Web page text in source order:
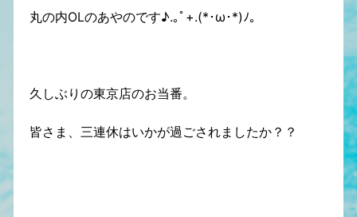
丸の内OLのあやのです♪.｡ﾟ+.(*･ω･*)ﾉ｡
久しぶりの東京店のお当番。
皆さま、三連休はいかが過ごされましたか？？